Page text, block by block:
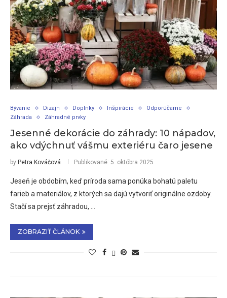
Bývanie Dizajn Doplnky Inšpirácie
Odporúčame
Záhrada
Záhradné prvky
Jesenné dekorácie do záhrady: 10 nápadov,
ako vdýchnuť vášmu exteriéru čaro jesene
by Petra Kováčová Publikované: 5. októbra 2025
Jeseň je obdobím, keď príroda sama ponúka bohatú paletu
farieb a materiálov, z ktorých sa dajú vytvoriť originálne ozdoby.
Stačí sa prejsť záhradou, …
ZOBRAZIŤ ČLÁNOK